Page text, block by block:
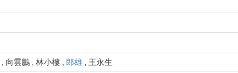
, 向雲鵬 , 林小樓 , 郎雄 , 王永生